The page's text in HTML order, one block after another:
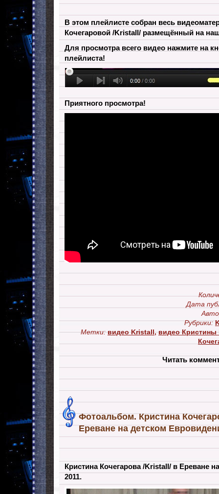
В этом плейлисте собран весь
Кочегаровой /Kristall/ размещённый на
Для просмотра всего видео нажмите на
плейлиста!
Приятного просмотра!
Дата
Рубрики:
Метки: видео Kristall,видео Кристины
Читать
Фотоальбом. Кристина
Ереване на детском
Кристина Кочегарова /Kristall/ в Ереване
2011.